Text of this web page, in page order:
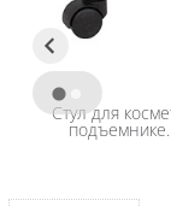
Стул для